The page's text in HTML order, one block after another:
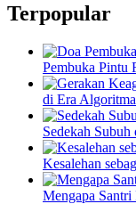
Terpopular
Pembuka Pintu
di Era Algoritma
Sedekah
Kesalehan
Mengapa